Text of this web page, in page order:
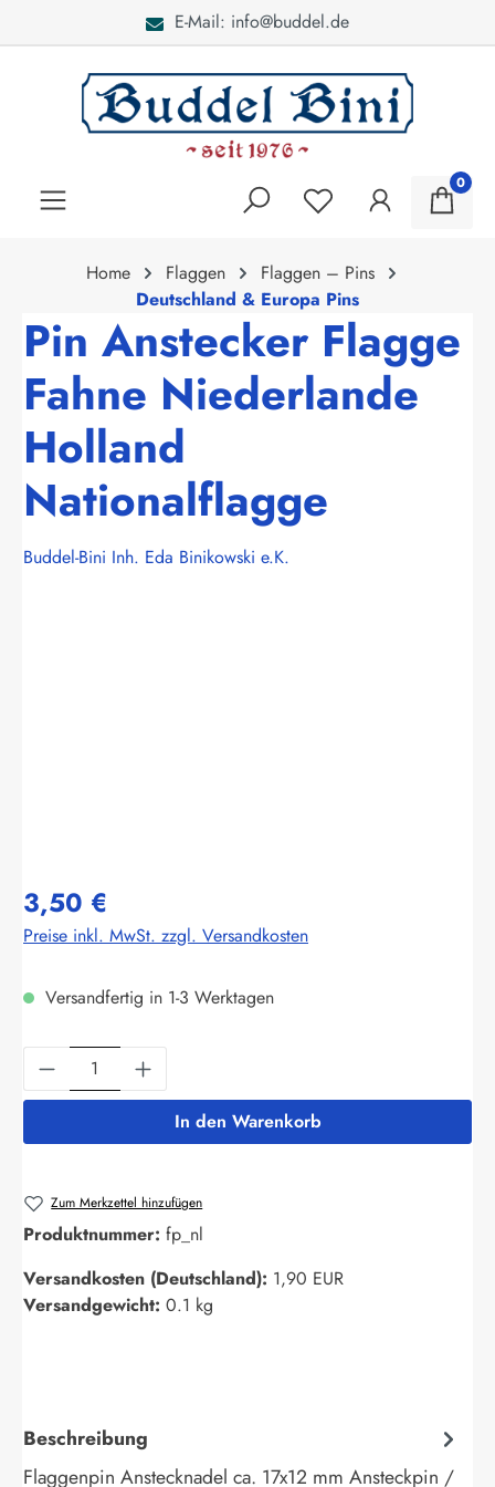
E-Mail: info@buddel.de
0
Home Flaggen
Flaggen – Pins
Deutschland & Europa Pins
Pin Anstecker Flagge
Fahne Niederlande
Holland
Nationalflagge
Buddel-Bini Inh. Eda Binikowski e.K.
3,50 €
Preise inkl. MwSt. zzgl. Versandkosten
Versandfertig in 1-3 Werktagen
Produkt Anzahl: Gib den gewünschten
In den Warenkorb
Zum Merkzettel hinzufügen
Produktnummer: fp_nl
Versandkosten (Deutschland): 1,90 EUR
Versandgewicht: 0.1 kg
Beschreibung
Flaggenpin Anstecknadel ca. 17x12 mm Ansteckpin /